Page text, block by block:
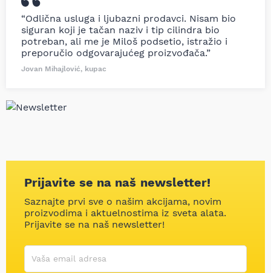
“Odlična usluga i ljubazni prodavci. Nisam bio
siguran koji je tačan naziv i tip cilindra bio
potreban, ali me je Miloš podsetio, istražio i
preporučio odgovarajućeg proizvođača.”
Jovan Mihajlović, kupac
Prijavite se na naš newsletter!
Saznajte prvi sve o našim akcijama, novim
proizvodima i aktuelnostima iz sveta alata.
Prijavite se na naš newsletter!
Korisničko ime
Vaša email adresa